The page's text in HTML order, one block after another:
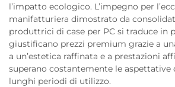
l’impatto ecologico. L’impegno per
manifatturiera dimostrato da
produttrici di case per PC si traduce in
giustificano prezzi premium grazie a
a un’estetica raffinata e a prestazioni
superano costantemente le aspettative
lunghi periodi di utilizzo.